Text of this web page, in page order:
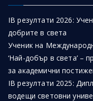
IB резултати 2026:
добрите в света
Ученик на
‘Най-добър в света’ –
за академични
IB резултати 2025:
водещи световни